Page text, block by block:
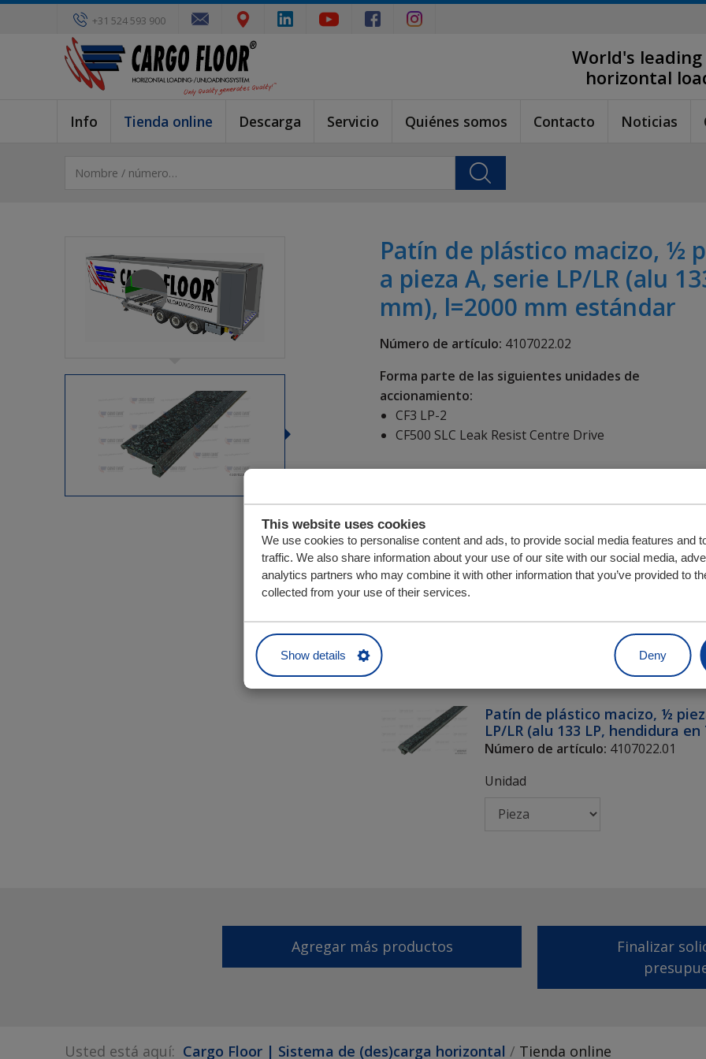
This website uses cookies
We use cookies to personalise content and ads, to provide social media features and
traffic. We also share information about your use of our site with our social media,
analytics partners who may combine it with other information that you’ve provided to
collected from your use of their services.
Show details Deny
+31 524 593 900
World's
horizontal
Info Tienda online Descarga Servicio Quiénes somos Contacto Noticias
Patín de plástico macizo, ½
a pieza A, serie LP/LR (alu
mm), l=2000 mm estándar
Número de artículo: 4107022.02
Forma parte de las siguientes unidades de
accionamiento:
CF3 LP-2
CF500 SLC Leak Resist Centre Drive
Unidad
Piezas relacionadas con Patín de
a pieza A, serie LP/LR (alu 133 LP,
Patín de plástico macizo, ½
LP/LR (alu 133 LP, hendidura
Número de artículo: 4107022.01
Unidad
Agregar más productos
Finalizar
Usted está aquí: Cargo Floor | Sistema de (des)carga horizontal Tienda online